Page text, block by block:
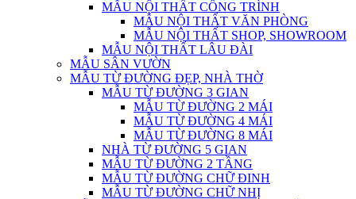
MẪU NỘI THẤT CÔNG TRÌNH
MẪU NỘI THẤT VĂN PHÒNG
MẪU NỘI THẤT SHOP, SHOWROOM
MẪU NỘI THẤT LÂU ĐÀI
MẪU SÂN VƯỜN
MẪU TỪ ĐƯỜNG ĐẸP, NHÀ THỜ
MẪU TỪ ĐƯỜNG 3 GIAN
MẪU TỪ ĐƯỜNG 2 MÁI
MẪU TỪ ĐƯỜNG 4 MÁI
MẪU TỪ ĐƯỜNG 8 MÁI
NHÀ TỪ ĐƯỜNG 5 GIAN
MẪU TỪ ĐƯỜNG 2 TẦNG
MẪU TỪ ĐƯỜNG CHỮ ĐINH
MẪU TỪ ĐƯỜNG CHỮ NHỊ